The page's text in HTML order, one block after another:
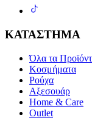
ΚΑΤΑΣΤΗΜΑ
Όλα τα
Κοσμήματα
Ρούχα
Αξεσουάρ
Home & Care
Outlet